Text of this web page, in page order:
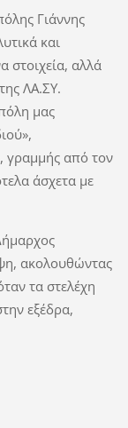
Γιάννης
και
στοιχεία, αλλά
ΛΑ.ΣΥ.
μας
γραμμής από τον
άσχετα με
ακολουθώντας
τα στελέχη
εξέδρα,